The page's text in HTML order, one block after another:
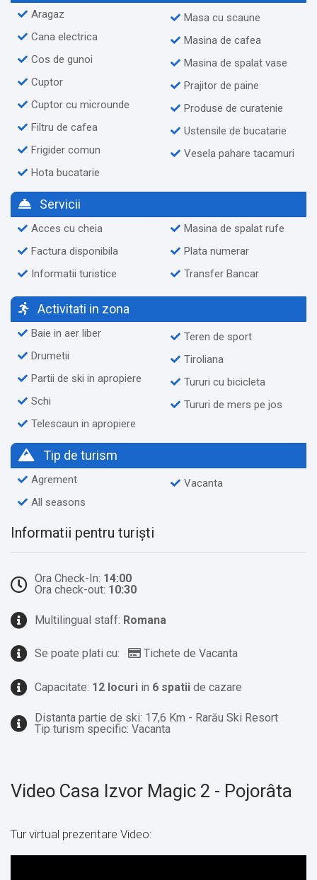
Aragaz
Cana electrica
Cos de gunoi
Cuptor
Cuptor cu microunde
Filtru de cafea
Frigider comun
Hota bucatarie
Masa cu scaune
Masina de cafea
Masina de spalat vase
Prajitor de paine
Produse de curatenie
Ustensile de bucatarie
Vesela pahare tacamuri
Servicii
Acces cu cheia
Factura disponibila
Informatii turistice
Masina de spalat rufe
Plata numerar
Transfer Bancar
Activitati in zona
Baie in aer liber
Drumetii
Partii de ski in apropiere
Schi
Telescaun in apropiere
Teren de sport
Tiroliana
Tururi cu bicicleta
Tururi de mers pe jos
Tip de turism
Agrement
All seasons
Vacanta
Informatii pentru turiști
Ora Check-In: 14:00
Ora check-out: 10:30
Multilingual staff: Romana
Se poate plati cu: Tichete de Vacanta
Capacitate: 12 locuri in 6 spatii de cazare
Distanta partie de ski: 17,6 Km - Rarău Ski Resort
Tip turism specific: Vacanta
Video Casa Izvor Magic 2 - Pojorâta
Tur virtual prezentare Video: